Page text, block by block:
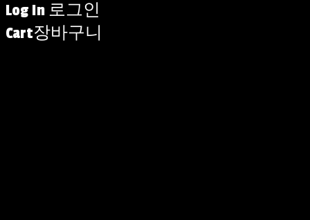
Log In 로그인
Cart장바구니